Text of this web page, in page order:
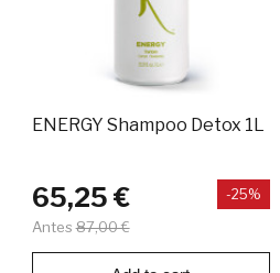
ENERGY Shampoo Detox 1L
65,25 €
Antes 87,00 €
-25%